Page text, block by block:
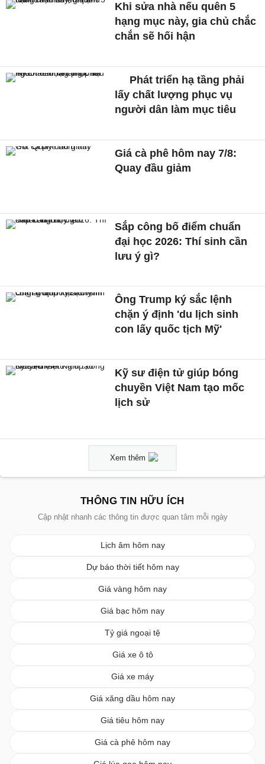
Khi sửa nhà nếu quên 5
hạng mục này, gia chủ chắc
chắn sẽ hối hận
Phát triển hạ tầng phải
lấy chất lượng phục vụ
người dân làm mục tiêu
Giá cà phê hôm nay 7/8:
Quay đầu giảm
Sắp công bố điểm chuẩn
đại học 2026: Thí sinh cần
lưu ý gì?
Ông Trump ký sắc lệnh
chặn ý định 'du lịch sinh
con lấy quốc tịch Mỹ'
Kỹ sư điện tử giúp bóng
chuyền Việt Nam tạo mốc
lịch sử
Xem thêm
THÔNG TIN HỮU ÍCH
Cập nhật nhanh các thông tin được quan tâm mỗi ngày
Lịch âm hôm nay
Dự báo thời tiết hôm nay
Giá vàng hôm nay
Giá bạc hôm nay
Tỷ giá ngoại tệ
Giá xe ô tô
Giá xe máy
Giá xăng dầu hôm nay
Giá tiêu hôm nay
Giá cà phê hôm nay